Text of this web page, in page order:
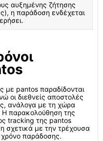
αυξημένης ζήτησης
η παράδοση ενδέχεται
με pantos παραδίδονται
οι διεθνείς αποστολές
ανάλογα με τη χώρα
Η παρακολούθηση της
tracking της pantos
σχετικά με την τρέχουσα
παράδοσης.